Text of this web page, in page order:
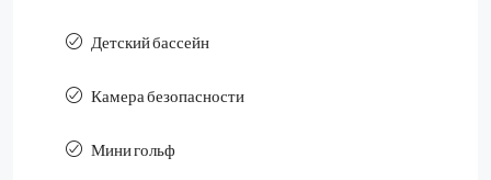
Детский бассейн
Камера безопасности
Мини гольф